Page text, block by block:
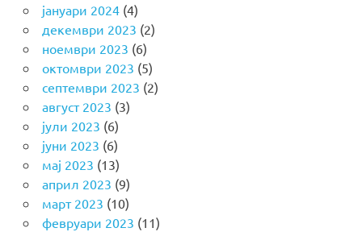
јануари 2024(4)
декември 2023 (2)
ноември 2023 (6)
октомври 2023 (5)
септември 2023 (2)
август 2023 (3)
јули 2023 (6)
јуни 2023 (6)
мај 2023 (13)
април 2023 (9)
март 2023 (10)
февруари 2023 (11)